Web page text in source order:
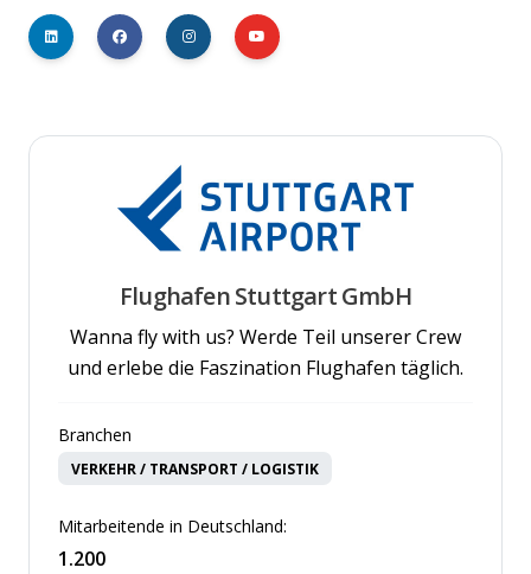
Flughafen Stuttgart GmbH
Wanna fly with us? Werde Teil unserer Crew
und erlebe die Faszination Flughafen täglich.
Branchen
VERKEHR / TRANSPORT / LOGISTIK
Mitarbeitende in Deutschland:
1.200